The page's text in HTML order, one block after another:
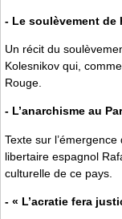
- Le soulèvement de
Un récit du
Kolesnikov qui,
Rouge.
- L’anarchisme au
Texte sur
libertaire espagnol
culturelle de ce pays.
- « L’acratie fera